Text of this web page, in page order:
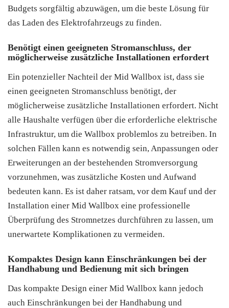
Budgets sorgfältig abzuwägen, um die beste Lösung für
das Laden des Elektrofahrzeugs zu finden.
Benötigt einen geeigneten Stromanschluss, der
möglicherweise zusätzliche Installationen erfordert
Ein potenzieller Nachteil der Mid Wallbox ist, dass sie
einen geeigneten Stromanschluss benötigt, der
möglicherweise zusätzliche Installationen erfordert. Nicht
alle Haushalte verfügen über die erforderliche elektrische
Infrastruktur, um die Wallbox problemlos zu betreiben. In
solchen Fällen kann es notwendig sein, Anpassungen oder
Erweiterungen an der bestehenden Stromversorgung
vorzunehmen, was zusätzliche Kosten und Aufwand
bedeuten kann. Es ist daher ratsam, vor dem Kauf und der
Installation einer Mid Wallbox eine professionelle
Überprüfung des Stromnetzes durchführen zu lassen, um
unerwartete Komplikationen zu vermeiden.
Kompaktes Design kann Einschränkungen bei der
Handhabung und Bedienung mit sich bringen
Das kompakte Design einer Mid Wallbox kann jedoch
auch Einschränkungen bei der Handhabung und